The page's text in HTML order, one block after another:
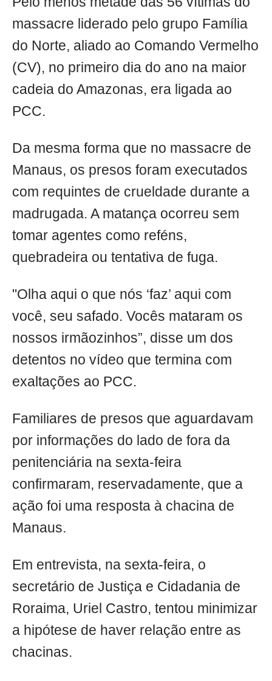
massacre liderado pelo grupo Família
do Norte, aliado ao Comando Vermelho
(CV), no primeiro dia do ano na maior
cadeia do Amazonas, era ligada ao
PCC.
Da mesma forma que no massacre de
Manaus, os presos foram executados
com requintes de crueldade durante a
madrugada. A matança ocorreu sem
tomar agentes como reféns,
quebradeira ou tentativa de fuga.
"Olha aqui o que nós ‘faz’ aqui com
você, seu safado. Vocês mataram os
nossos irmãozinhos”, disse um dos
detentos no vídeo que termina com
exaltações ao PCC.
Familiares de presos que aguardavam
por informações do lado de fora da
penitenciária na sexta-feira
confirmaram, reservadamente, que a
ação foi uma resposta à chacina de
Manaus.
Em entrevista, na sexta-feira, o
secretário de Justiça e Cidadania de
Roraima, Uriel Castro, tentou minimizar
a hipótese de haver relação entre as
chacinas.